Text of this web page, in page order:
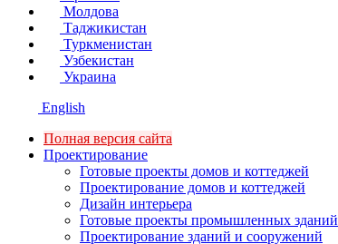
Молдова
Таджикистан
Туркменистан
Узбекистан
Украина
English
Полная версия сайта
Проектирование
Готовые проекты домов и коттеджей
Проектирование домов и коттеджей
Дизайн интерьера
Готовые проекты промышленных зданий
Проектирование зданий и сооружений